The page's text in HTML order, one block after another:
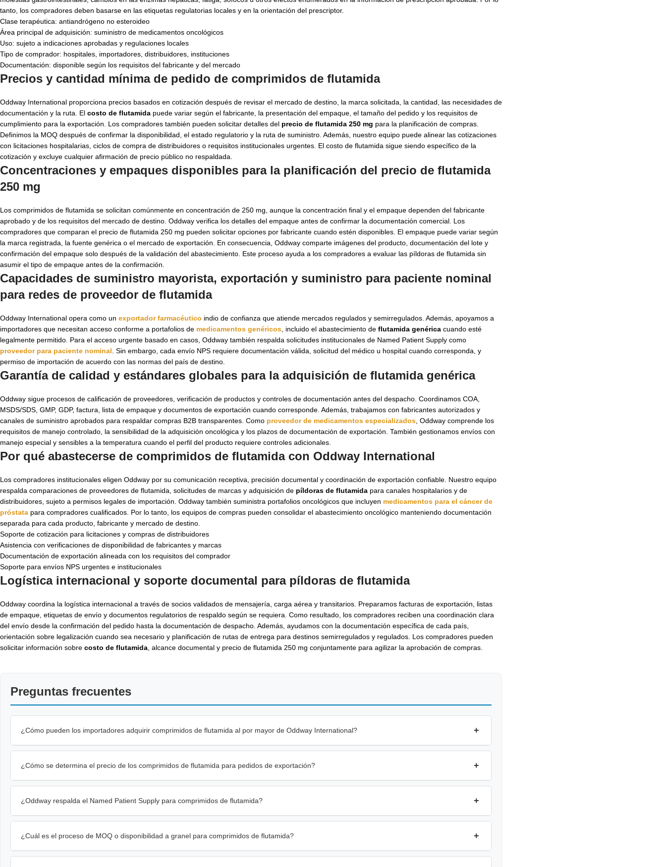
tanto, los compradores deben basarse en las etiquetas regulatorias locales y en la orientación del prescriptor.
Clase terapéutica: antiandrógeno no esteroideo
Área principal de adquisición: suministro de medicamentos oncológicos
Uso: sujeto a indicaciones aprobadas y regulaciones locales
Tipo de comprador: hospitales, importadores, distribuidores, instituciones
Documentación: disponible según los requisitos del fabricante y del mercado
Precios y cantidad mínima de pedido de comprimidos de flutamida
Oddway International proporciona precios basados en cotización después de revisar el mercado de destino, la marca solicitada, la cantidad, las necesidades de
documentación y la ruta. El costo de flutamida puede variar según el fabricante, la presentación del empaque, el tamaño del pedido y los requisitos de
cumplimiento para la exportación. Los compradores también pueden solicitar detalles del precio de flutamida 250 mg para la planificación de compras.
Definimos la MOQ después de confirmar la disponibilidad, el estado regulatorio y la ruta de suministro. Además, nuestro equipo puede alinear las cotizaciones
con licitaciones hospitalarias, ciclos de compra de distribuidores o requisitos institucionales urgentes. El costo de flutamida sigue siendo específico de la
cotización y excluye cualquier afirmación de precio público no respaldada.
Concentraciones y empaques disponibles para la planificación del precio de flutamida
250 mg
Los comprimidos de flutamida se solicitan comúnmente en concentración de 250 mg, aunque la concentración final y el empaque dependen del fabricante
aprobado y de los requisitos del mercado de destino. Oddway verifica los detalles del empaque antes de confirmar la documentación comercial. Los
compradores que comparan el precio de flutamida 250 mg pueden solicitar opciones por fabricante cuando estén disponibles. El empaque puede variar según
la marca registrada, la fuente genérica o el mercado de exportación. En consecuencia, Oddway comparte imágenes del producto, documentación del lote y
confirmación del empaque solo después de la validación del abastecimiento. Este proceso ayuda a los compradores a evaluar las píldoras de flutamida sin
asumir el tipo de empaque antes de la confirmación.
Capacidades de suministro mayorista, exportación y suministro para paciente nominal
para redes de proveedor de flutamida
Oddway International opera como un exportador farmacéutico indio de confianza que atiende mercados regulados y semirregulados. Además, apoyamos a
importadores que necesitan acceso conforme a portafolios de medicamentos genéricos , incluido el abastecimiento de flutamida genérica cuando esté
legalmente permitido. Para el acceso urgente basado en casos, Oddway también respalda solicitudes institucionales de Named Patient Supply como
proveedor para paciente nominal . Sin embargo, cada envío NPS requiere documentación válida, solicitud del médico u hospital cuando corresponda, y
permiso de importación de acuerdo con las normas del país de destino.
Garantía de calidad y estándares globales para la adquisición de flutamida genérica
Oddway sigue procesos de calificación de proveedores, verificación de productos y controles de documentación antes del despacho. Coordinamos COA,
MSDS/SDS, GMP, GDP, factura, lista de empaque y documentos de exportación cuando corresponde. Además, trabajamos con fabricantes autorizados y
canales de suministro aprobados para respaldar compras B2B transparentes. Como proveedor de medicamentos especializados , Oddway comprende los
requisitos de manejo controlado, la sensibilidad de la adquisición oncológica y los plazos de documentación de exportación. También gestionamos envíos con
manejo especial y sensibles a la temperatura cuando el perfil del producto requiere controles adicionales.
Por qué abastecerse de comprimidos de flutamida con Oddway International
Los compradores institucionales eligen Oddway por su comunicación receptiva, precisión documental y coordinación de exportación confiable. Nuestro equipo
respalda comparaciones de proveedores de flutamida, solicitudes de marcas y adquisición de píldoras de flutamida para canales hospitalarios y de
distribuidores, sujeto a permisos legales de importación. Oddway también suministra portafolios oncológicos que incluyen medicamentos para el cáncer de
próstata para compradores cualificados. Por lo tanto, los equipos de compras pueden consolidar el abastecimiento oncológico manteniendo documentación
separada para cada producto, fabricante y mercado de destino.
Soporte de cotización para licitaciones y compras de distribuidores
Asistencia con verificaciones de disponibilidad de fabricantes y marcas
Documentación de exportación alineada con los requisitos del comprador
Soporte para envíos NPS urgentes e institucionales
Logística internacional y soporte documental para píldoras de flutamida
Oddway coordina la logística internacional a través de socios validados de mensajería, carga aérea y transitarios. Preparamos facturas de exportación, listas
de empaque, etiquetas de envío y documentos regulatorios de respaldo según se requiera. Como resultado, los compradores reciben una coordinación clara
del envío desde la confirmación del pedido hasta la documentación de despacho. Además, ayudamos con la documentación específica de cada país,
orientación sobre legalización cuando sea necesario y planificación de rutas de entrega para destinos semirregulados y regulados. Los compradores pueden
solicitar información sobre costo de flutamida , alcance documental y precio de flutamida 250 mg conjuntamente para agilizar la aprobación de compras.
Preguntas frecuentes
¿Cómo pueden los importadores adquirir comprimidos de flutamida al por mayor de Oddway International? +
¿Cómo se determina el precio de los comprimidos de flutamida para pedidos de exportación? +
¿Oddway respalda el Named Patient Supply para comprimidos de flutamida? +
¿Cuál es el proceso de MOQ o disponibilidad a granel para comprimidos de flutamida? +